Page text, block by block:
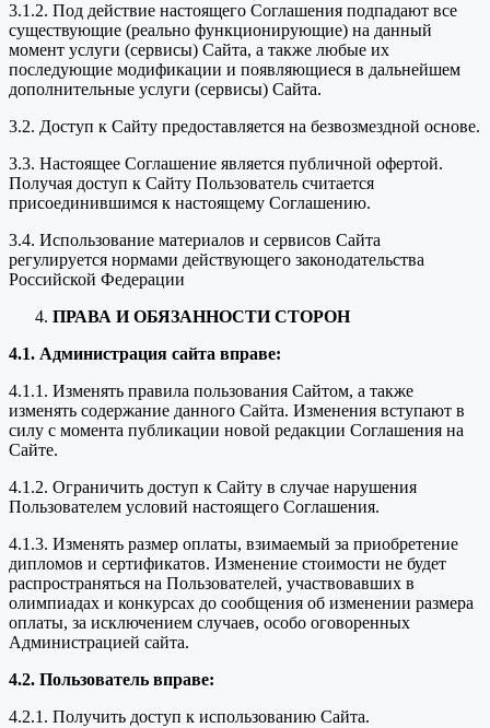
3.1.2. Под действие настоящего Соглашения подпадают все
существующие (реально функционирующие) на данный
момент услуги (сервисы) Сайта, а также любые их
последующие модификации и появляющиеся в дальнейшем
дополнительные услуги (сервисы) Сайта.
3.2. Доступ к Сайту предоставляется на безвозмездной основе.
3.3. Настоящее Соглашение является публичной офертой.
Получая доступ к Сайту Пользователь считается
присоединившимся к настоящему Соглашению.
3.4. Использование материалов и сервисов Сайта
регулируется нормами действующего законодательства
Российской Федерации
ПРАВА И ОБЯЗАННОСТИ СТОРОН
4.1. Администрация сайта вправе:
4.1.1. Изменять правила пользования Сайтом, а также
изменять содержание данного Сайта. Изменения вступают в
силу с момента публикации новой редакции Соглашения на
Сайте.
4.1.2. Ограничить доступ к Сайту в случае нарушения
Пользователем условий настоящего Соглашения.
4.1.3. Изменять размер оплаты, взимаемый за приобретение
дипломов и сертификатов. Изменение стоимости не будет
распространяться на Пользователей, участвовавших в
олимпиадах и конкурсах до сообщения об изменении размера
оплаты, за исключением случаев, особо оговоренных
Администрацией сайта.
4.2. Пользователь вправе:
4.2.1. Получить доступ к использованию Сайта.